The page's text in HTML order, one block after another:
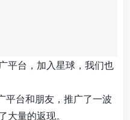
平台，加入星球，我们也
平台和朋友，推广了一波
大量的返现。